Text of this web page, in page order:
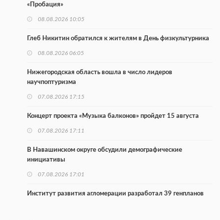
«Пробация»
08.08.2026 10:05
Глеб Никитин обратился к жителям в День физкультурника
08.08.2026 06:05
Нижегородская область вошла в число лидеров
научпоптуризма
07.08.2026 17:15
Концерт проекта «Музыка балконов» пройдет 15 августа
07.08.2026 17:11
В Навашинском округе обсудили демографические
инициативы
07.08.2026 17:01
Институт развития агломерации разработал 39 генпланов